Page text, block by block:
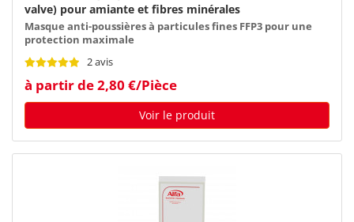
valve) pour amiante et fibres minérales
Masque anti-poussières à particules fines FFP3 pour une
protection maximale
2 avis
à partir de 2,80 €/Pièce
Voir le produit